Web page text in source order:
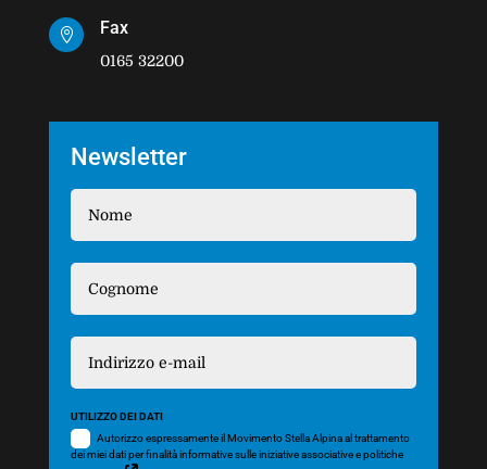
 Fax
0165 32200
Newsletter
UTILIZZO DEI DATI
Autorizzo espressamente il Movimento Stella Alpina al trattamento
dei miei dati per finalità informative sulle iniziative associative e politiche